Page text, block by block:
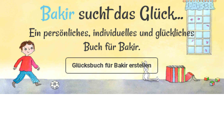
Bakirsucht das Glück...
Ein persönliches, individuelles und glückliches
Buch für Bakir.
Glücksbuch für Bakir erstellen